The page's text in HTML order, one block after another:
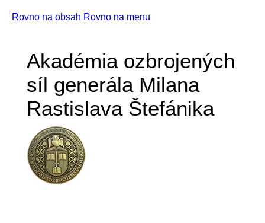
Rovno na obsah Rovno na menu
Akadémia ozbrojených
síl generála Milana
Rastislava Štefánika